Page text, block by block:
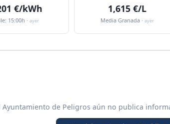
€/kWh
15:00h · ayer
1,615 €/L
Media Granada ·ayer
Ayuntamiento de Peligros aún no publica